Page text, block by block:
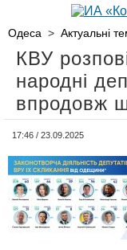
Одеса > Актуальні
КВУ
народні
впродовж
17:46 / 23.09.2025